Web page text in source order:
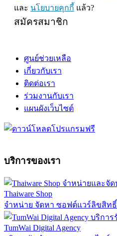
และ นโยบายคุกกี้ แล้ว?
สมัครสมาชิก
ศูนย์ช่วยเหลือ
เกี่ยวกับเรา
ติดต่อเรา
ร่วมงานกับเรา
แผนผังเว็บไซต์
บริการของเรา
Thaiware Shop
จำหน่าย จัดหา ซอฟต์แวร์ลิขสิท
TumWai Digital Agency